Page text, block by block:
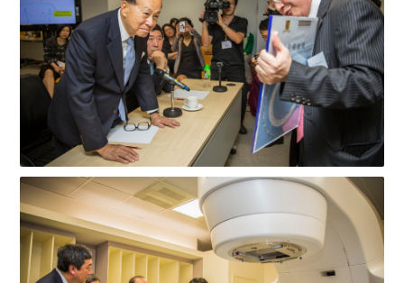
胡定旭先生向李嘉誠先生送上紀念品，一圓李先生兒時當
醫生的夢想。
香港中文大學李嘉誠醫學講座教授盧煜明教授向李先生介
紹癌症測試的最新醫學研...